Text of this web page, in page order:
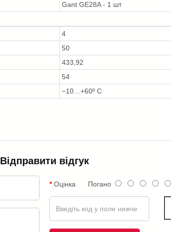
Gant GE28A - 1 шт
4
50
433,92
54
−10…+60º С
Відправити відгук
Оцінка Погано